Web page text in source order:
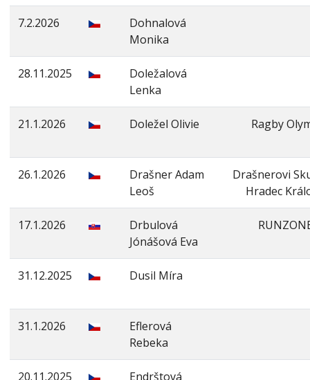
7.2.2026
Dohnalová
Monika
28.11.2025
Doležalová
Lenka
21.1.2026 Doležel Olivie Ragby
26.1.2026
Drašner Adam
Leoš
Drašnerovi
Hradec
17.1.2026
Drbulová
Jónášová Eva
31.12.2025 Dusil Míra
31.1.2026
Eflerová
Rebeka
20.11.2025
Endrštová